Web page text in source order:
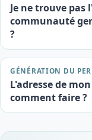
Je ne trouve pas
communauté
?
GÉNÉRATION DU
L'adresse de
comment faire ?